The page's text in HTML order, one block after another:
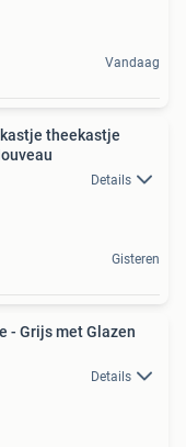
Vandaag
theekastje
Details
Gisteren
- Grijs met Glazen
Details